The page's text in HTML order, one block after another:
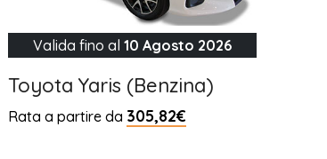
Valida fino al10 Agosto 2026
Toyota Yaris (Benzina)
Rata a partire da 305,82€